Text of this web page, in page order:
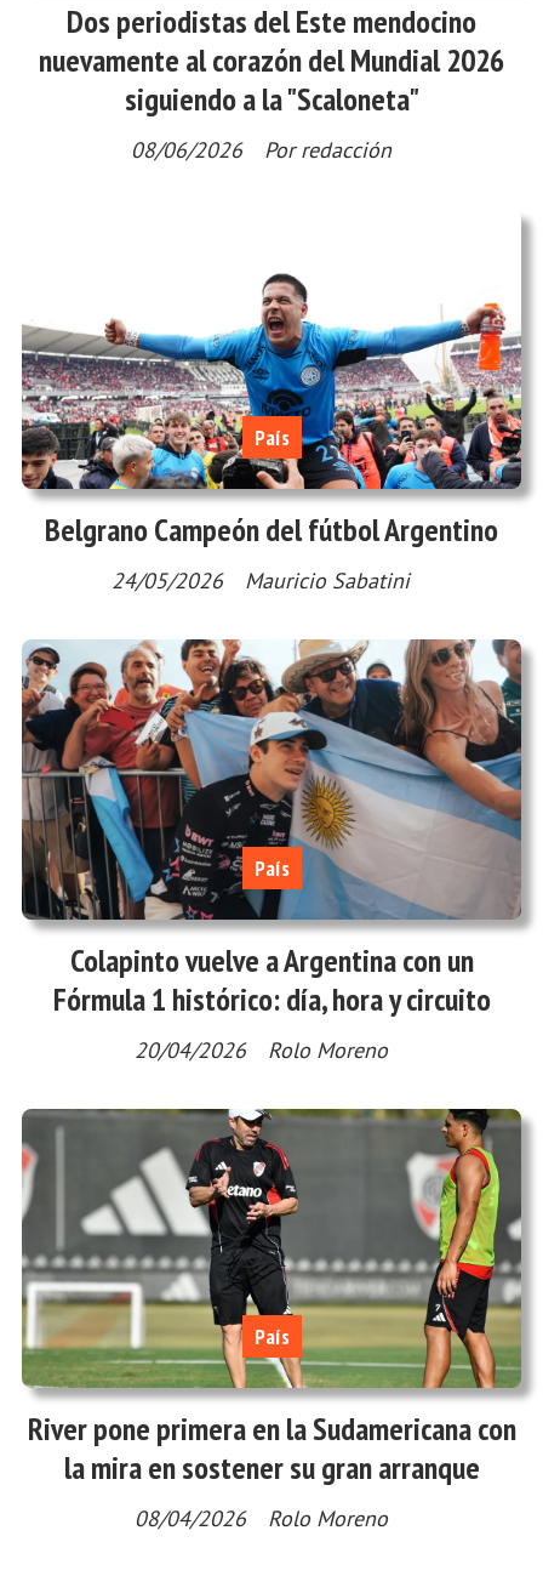
Dos periodistas del Este mendocino
nuevamente al corazón del Mundial 2026
siguiendo a la "Scaloneta"
Por redacción
08/06/2026
Belgrano Campeón del fútbol Argentino
Mauricio Sabatini
País
24/05/2026
Colapinto vuelve a Argentina con un
Fórmula 1 histórico: día, hora y circuito
Rolo Moreno
País
20/04/2026
River pone primera en la Sudamericana con
la mira en sostener su gran arranque
Rolo Moreno
País
08/04/2026